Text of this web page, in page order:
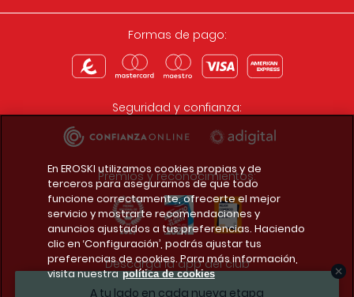
A tu lado en cada nueva etapa
Formas de pago:
Seguridad y confianza:
Premios y reconocimientos:
Descarga la app del club
En EROSKI utilizamos cookies propias y de
terceros para asegurarnos de que todo
funcione correctamente, ofrecerte el mejor
servicio y mostrarte recomendaciones y
anuncios ajustados a tus preferencias. Haciendo
clic en ‘Configuración’, podrás ajustar tus
preferencias de cookies. Para más información,
visita nuestra política de cookies